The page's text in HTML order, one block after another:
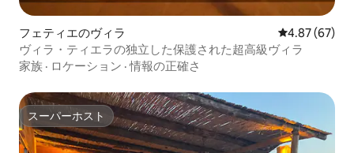
フェティエのヴィラ レビュー67
4.87 (67)
ヴィラ・ティエラの独立した保護された超高級ヴィラ
家族 · ロケーション ·情報の正確さ
スーパーホスト
スーパーホスト